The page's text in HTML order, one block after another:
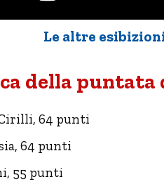
Le altre
della
64 punti
64 punti
55 punti